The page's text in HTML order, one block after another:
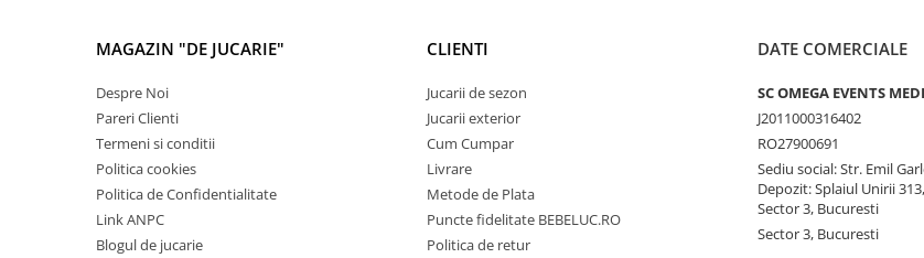
Puzzle incastru
Jucarii bebelusi
Jucarii de baie
Zornaitoare
Jucarii dentitie
Jucarii senzoriale
MAGAZIN "DE JUCARIE"
Despre Noi
Pareri Clienti
Termeni si conditii
Politica cookies
Politica de Confidentialitate
Link ANPC
Blogul de jucarie
CLIENTI
Jucarii de sezon
Jucarii exterior
Cum Cumpar
Livrare
Metode de Plata
Puncte fidelitate BEBELUC.RO
Politica de retur
DATE COMERCIALE
SC OMEGA EVENTS
J2011000316402
RO27900691
Sediu social: Str. Emil
Depozit: Splaiul Unirii
Sector 3, Bucuresti
Sector 3, Bucuresti